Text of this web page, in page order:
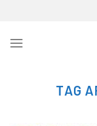
content
TAG